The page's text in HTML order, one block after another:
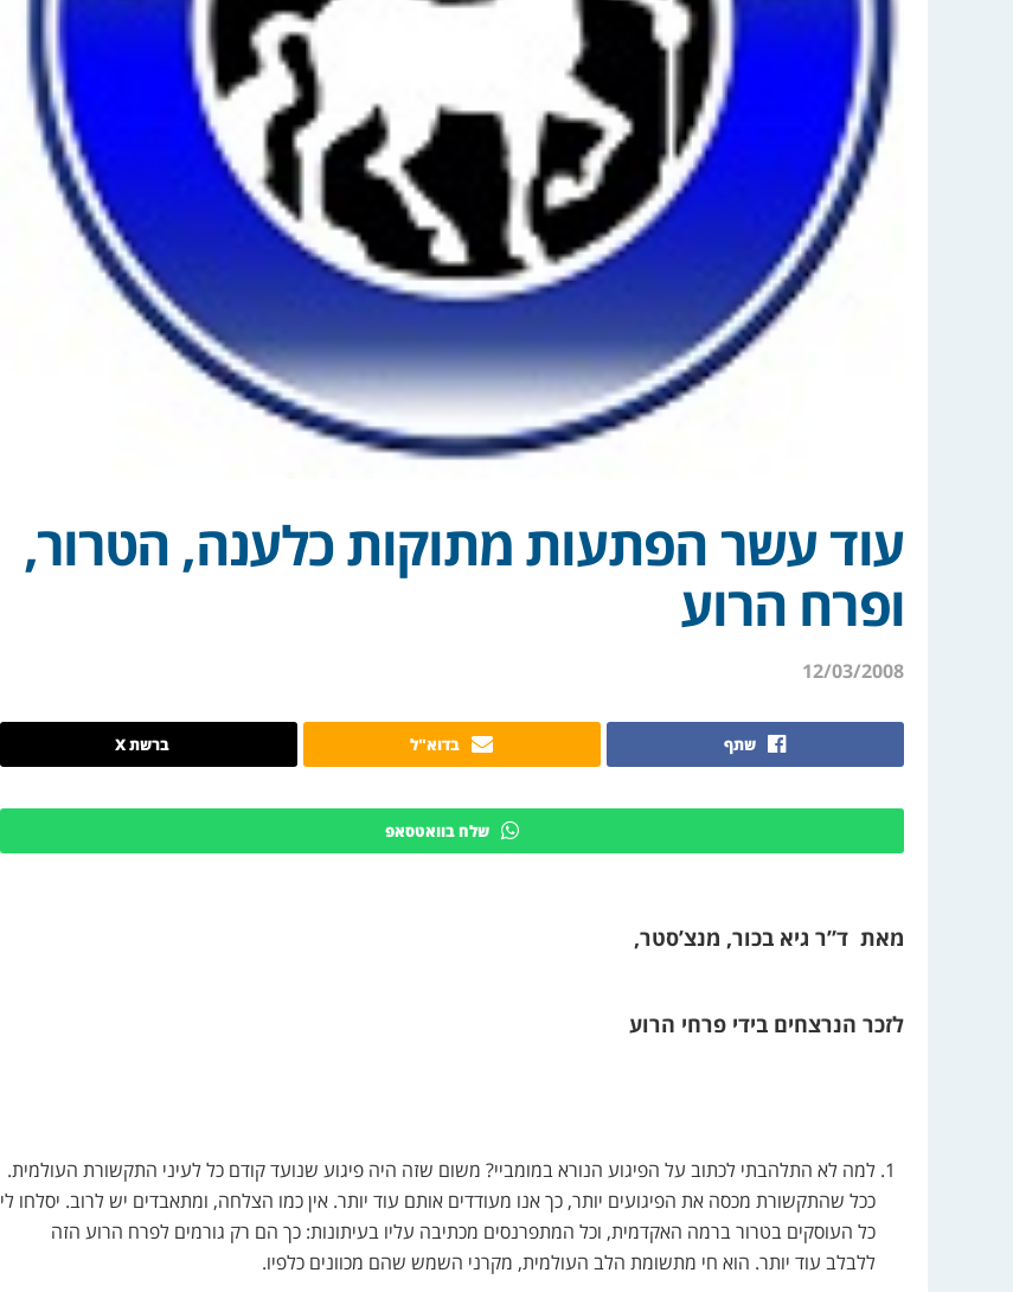
עוד עשר הפתעות מתוקות כלענה, הטרור,
ופרח הרוע
12/03/2008
שתף בדוא"ל ברשת X
שלח בוואטסאפ
מאת ד”ר גיא בכור, מנצ’סטר,
לזכר הנרצחים בידי פרחי הרוע
למה לא התלהבתי לכתוב על הפיגוע הנורא במומביי? משום שזה היה פיגוע שנועד קודם כל לעיני התקשורת העולמית.
ככל שהתקשורת מכסה את הפיגועים יותר, כך אנו מעודדים אותם עוד יותר. אין כמו הצלחה, ומתאבדים יש לרוב. יסלחו לי
כל העוסקים בטרור ברמה האקדמית, וכל המתפרנסים מכתיבה עליו בעיתונות: כך הם רק גורמים לפרח הרוע הזה
ללבלב עוד יותר. הוא חי מתשומת הלב העולמית, מקרני השמש שהם מכוונים כלפיו.